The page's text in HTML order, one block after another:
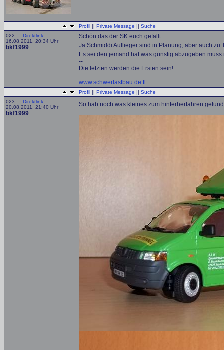
Profil || Private Message || Suche
022 — Direktlink
16.08.2011, 20:34 Uhr
bkf1999
Schön das der SK euch gefällt.
Ja Schmiddi Auflieger sind in Planung, aber auch zu
Es sei den jemand hat was günstig abzugeben
--
Die letzten werden die Ersten sein!
www.schwerlastbau.de.tl
Profil || Private Message || Suche
023 — Direktlink
20.08.2011, 21:40 Uhr
bkf1999
So hab noch was kleines zum hinterherfahren